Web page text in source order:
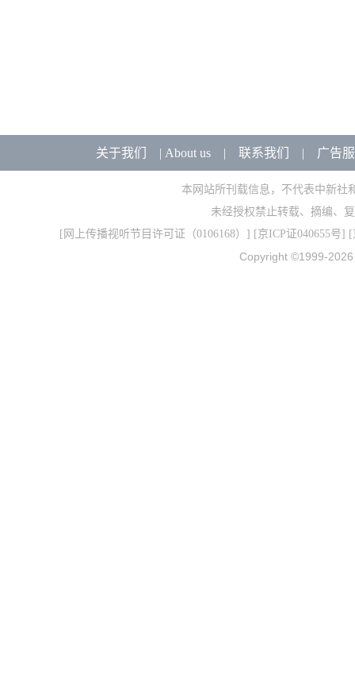
关于我们 | About us| 联系我们 | 广告
本网站所刊载信息，不代表中新社
未经授权禁止转载、摘编、
[ 网上传播视听节目许可证（0106168） ] [京ICP证040655号] [
Copyright ©1999-